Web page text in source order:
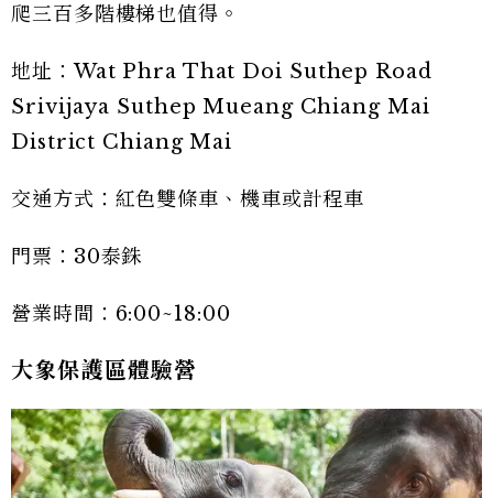
爬三百多階樓梯也值得。
地址：Wat Phra That Doi Suthep Road
Srivijaya Suthep Mueang Chiang Mai
District Chiang Mai
交通方式：紅色雙條車、機車或計程車
門票：30泰銖
營業時間：6:00~18:00
大象保護區體驗營